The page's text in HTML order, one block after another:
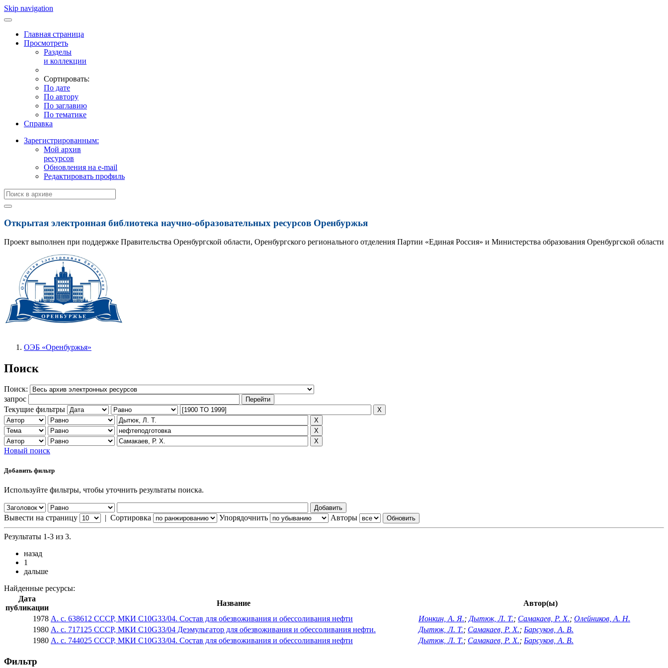
Skip navigation
Главная страница
Просмотреть
Разделы
и коллекции
Сортировать:
По дате
По автору
По заглавию
По тематике
Справка
Зарегистрированным:
Мой архив
ресурсов
Обновления на e-mail
Редактировать профиль
Открытая электронная библиотека научно-образовательных ресурсов Оренбуржья
Проект выполнен при поддержке Правительства Оренбургской области, Оренбургского регионального отделения Партии «Единая Россия» и Министерства образования Оренбургской области
ОЭБ «Оренбуржья»
Поиск
Поиск:
запрос
Текущие фильтры
Новый поиск
Добавить фильтр
Используйте фильтры, чтобы уточнить результаты поиска.
Вывести на страницу | Сортировка Упорядочнить Авторы
Результаты 1-3 из 3.
назад
1
дальше
Найденные ресурсы:
Дата
публикации
Название
Автор(ы)
1978 А. с. 638612 СССР, МКИ C10G33/04. Состав для обезвоживания и обессоливания нефти Ионкин, А. Я.; Дытюк, Л. Т.; Самакаев, Р. Х.; Олейников, А. Н.
1980 А. с. 717125 СССР, МКИ C10G33/04 Деэмульгатор для обезвоживания и обессоливания нефти. Дытюк, Л. Т.; Самакаев, Р. Х.; Барсуков, А. В.
1980 А. с. 744025 СССР, МКИ C10G33/04. Состав для обезвоживания и обессоливания нефти Дытюк, Л. Т.; Самакаев, Р. Х.; Барсуков, А. В.
Фильтр